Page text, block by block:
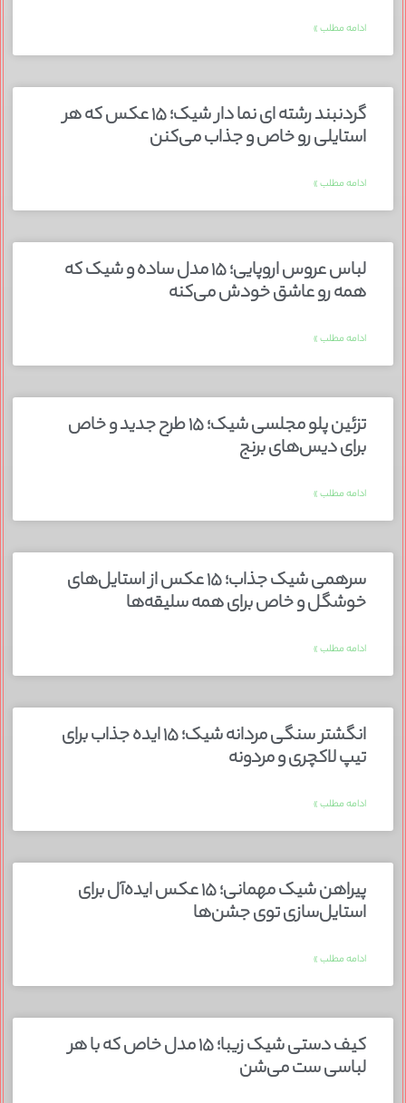
ادامه مطلب »
گردنبند رشته ای نما دار شیک؛ ۱۵ عکس که هر
استایلی رو خاص و جذاب می‌کنن
ادامه مطلب »
لباس عروس اروپایی؛ ۱۵ مدل ساده و شیک که
همه رو عاشق خودش می‌کنه
ادامه مطلب »
تزئین پلو مجلسی شیک؛ ۱۵ طرح جدید و خاص
برای دیس‌های برنج
ادامه مطلب »
سرهمی شیک جذاب؛ ۱۵ عکس از استایل‌های
خوشگل و خاص برای همه سلیقه‌ها
ادامه مطلب »
انگشتر سنگی مردانه شیک؛ ۱۵ ایده جذاب برای
تیپ لاکچری و مردونه
ادامه مطلب »
پیراهن شیک مهمانی؛ ۱۵ عکس ایده‌آل برای
استایل‌سازی توی جشن‌ها
ادامه مطلب »
کیف دستی شیک زیبا؛ ۱۵ مدل خاص که با هر
لباسی ست می‌شن